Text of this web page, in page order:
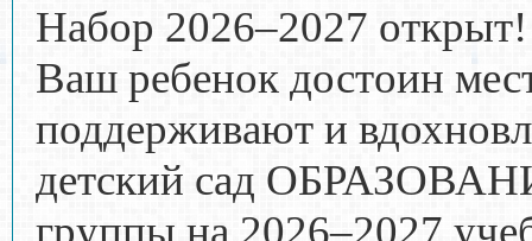
Набор 2026–2027 открыт!
Ваш ребенок достоин
поддерживают и
детский сад
группы на 2026–2027